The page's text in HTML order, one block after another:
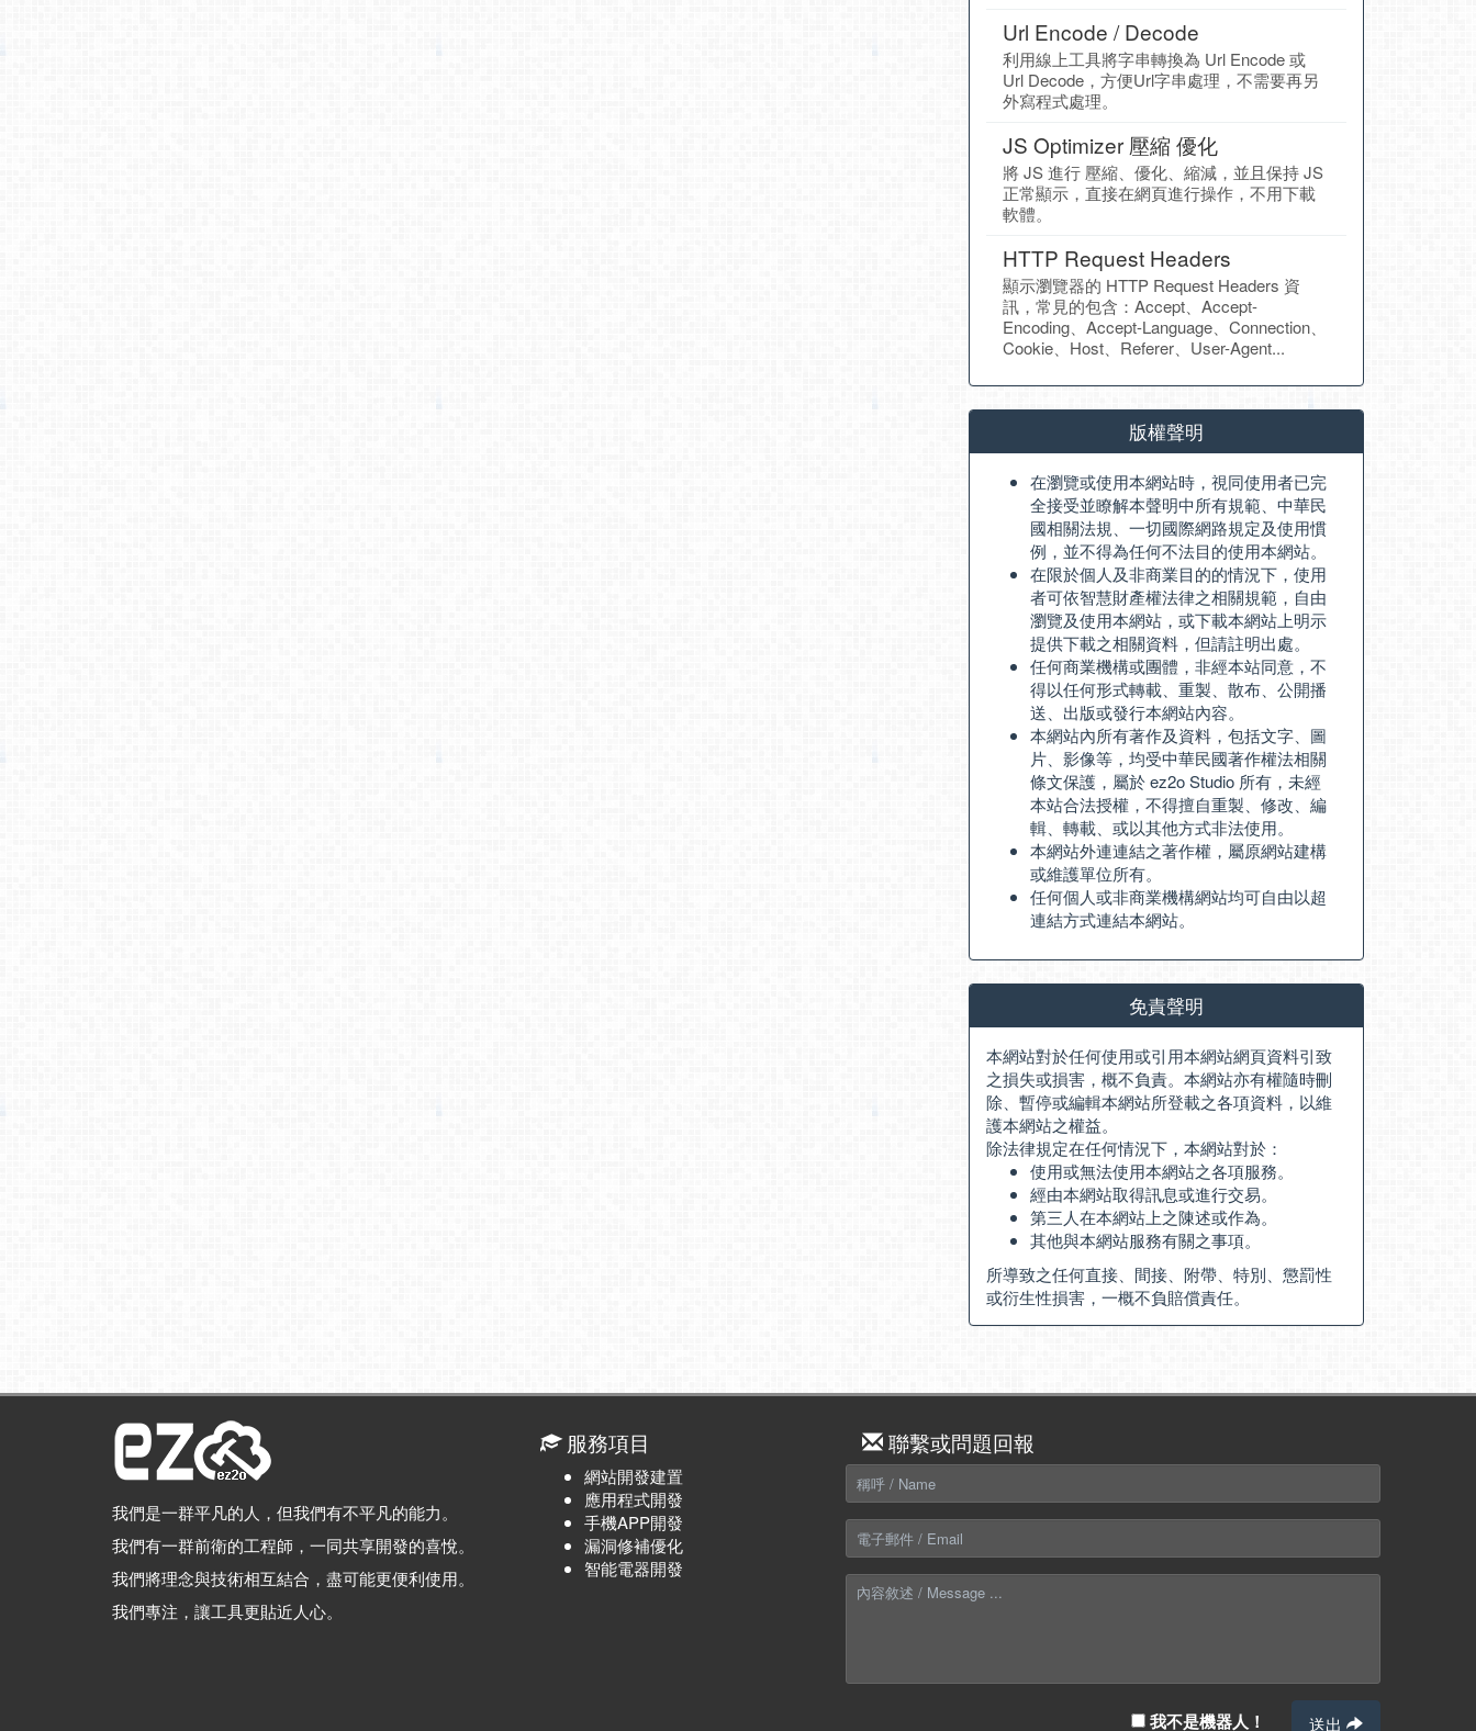
Url Encode / Decode
利用線上工具將字串轉換為 Url Encode 或
Url Decode，方便Url字串處理，不需要再另
外寫程式處理。
JS Optimizer 壓縮 優化
將 JS 進行 壓縮、優化、縮減，並且保持 JS
正常顯示，直接在網頁進行操作，不用下載
軟體。
HTTP Request Headers
顯示瀏覽器的 HTTP Request Headers 資
訊，常見的包含：Accept、Accept-
Encoding、Accept-Language、Connection、
Cookie、Host、Referer、User-Agent...
版權聲明
在瀏覽或使用本網站時，視同使用者已完
全接受並瞭解本聲明中所有規範、中華民
國相關法規、一切國際網路規定及使用慣
例，並不得為任何不法目的使用本網站。
在限於個人及非商業目的的情況下，使用
者可依智慧財產權法律之相關規範，自由
瀏覽及使用本網站，或下載本網站上明示
提供下載之相關資料，但請註明出處。
任何商業機構或團體，非經本站同意，不
得以任何形式轉載、重製、散布、公開播
送、出版或發行本網站內容。
本網站內所有著作及資料，包括文字、圖
片、影像等，均受中華民國著作權法相關
條文保護，屬於 ez2o Studio 所有，未經
本站合法授權，不得擅自重製、修改、編
輯、轉載、或以其他方式非法使用。
本網站外連連結之著作權，屬原網站建構
或維護單位所有。
任何個人或非商業機構網站均可自由以超
連結方式連結本網站。
免責聲明
本網站對於任何使用或引用本網站網頁資料引致
之損失或損害，概不負責。本網站亦有權隨時刪
除、暫停或編輯本網站所登載之各項資料，以維
護本網站之權益。
除法律規定在任何情況下，本網站對於：
使用或無法使用本網站之各項服務。
經由本網站取得訊息或進行交易。
第三人在本網站上之陳述或作為。
其他與本網站服務有關之事項。
所導致之任何直接、間接、附帶、特別、懲罰性
或衍生性損害，一概不負賠償責任。
我們是一群平凡的人，但我們有不平凡的能力。
我們有一群前衛的工程師，一同共享開發的喜悅。
我們將理念與技術相互結合，盡可能更便利使用。
我們專注，讓工具更貼近人心。
服務項目
網站開發建置
應用程式開發
手機APP開發
漏洞修補優化
智能電器開發
聯繫或問題回報
我不是機器人！ 送出